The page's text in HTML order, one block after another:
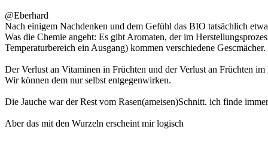
@Eberhard
Nach einigem Nachdenken und dem Gefühl das BIO tatsächlich
Was die Chemie angeht: Es gibt Aromaten, der im
Temperaturbereich ein Ausgang) kommen verschiedene
Der Verlust an Vitaminen in Früchten und der Verlust an Früchten
Wir können dem nur selbst entgegenwirken.
Die Jauche war der Rest vom Rasen(ameisen)Schnitt. ich finde
Aber das mit den Wurzeln erscheint mir logisch